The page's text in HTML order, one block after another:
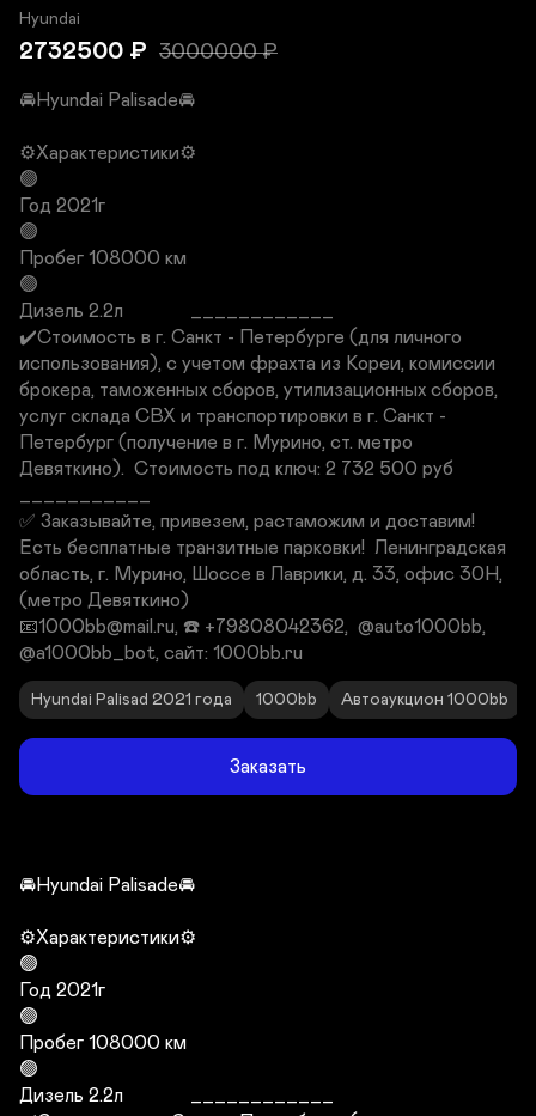
Hyundai
2732500 ₽ 3000000₽
🚘Hyundai Palisade🚘
⚙️Характеристики⚙️
🟢
Год 2021г
🟢
Пробег 108000 км
🟢
Дизель 2.2л              ____________
✔️Стоимость в г. Санкт - Петербурге (для личного
использования), с учетом фрахта из Кореи, комиссии
брокера, таможенных сборов, утилизационных сборов,
услуг склада СВХ и транспортировки в г. Санкт -
Петербург (получение в г. Мурино, ст. метро
Девяткино).  Стоимость под ключ: 2 732 500 руб
✅ Заказывайте, привезем, растаможим и доставим!
Есть бесплатные транзитные парковки!  Ленинградская
область, г. Мурино, Шоссе в Лаврики, д. 33, офис 30Н,
(метро Девяткино)
📧1000bb@mail.ru, ☎️ +79808042362,  @auto1000bb,
@a1000bb_bot, сайт: 1000bb.ru
Hyundai Palisad 2021 года 1000bb Автоаукцион 1000bb
Заказать
🚘Hyundai Palisade🚘
⚙️Характеристики⚙️
🟢
Год 2021г
🟢
Пробег 108000 км
🟢
Дизель 2.2л              ____________